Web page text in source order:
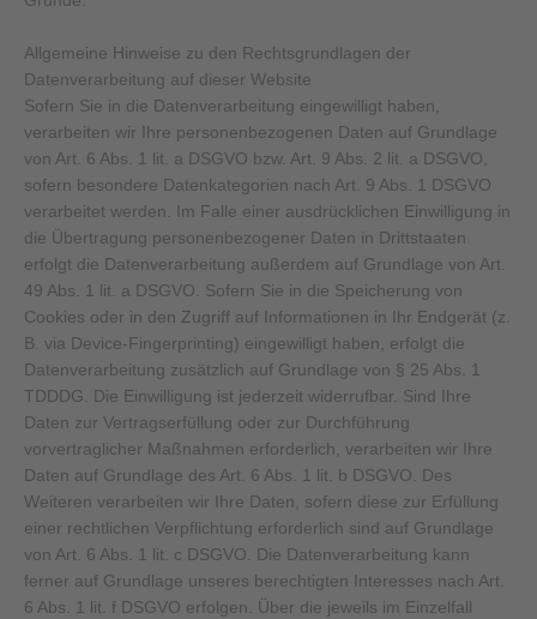
Allgemeine Hinweise zu den Rechtsgrundlagen der
Datenverarbeitung auf dieser Website
Sofern Sie in die Datenverarbeitung eingewilligt haben,
verarbeiten wir Ihre personenbezogenen Daten auf Grundlage
von Art. 6 Abs. 1 lit. a DSGVO bzw. Art. 9 Abs. 2 lit. a DSGVO,
sofern besondere Datenkategorien nach Art. 9 Abs. 1 DSGVO
verarbeitet werden. Im Falle einer ausdrücklichen Einwilligung in
die Übertragung personenbezogener Daten in Drittstaaten
erfolgt die Datenverarbeitung außerdem auf Grundlage von Art.
49 Abs. 1 lit. a DSGVO. Sofern Sie in die Speicherung von
Cookies oder in den Zugriff auf Informationen in Ihr Endgerät (z.
B. via Device-Fingerprinting) eingewilligt haben, erfolgt die
Datenverarbeitung zusätzlich auf Grundlage von § 25 Abs. 1
TDDDG. Die Einwilligung ist jederzeit widerrufbar. Sind Ihre
Daten zur Vertragserfüllung oder zur Durchführung
vorvertraglicher Maßnahmen erforderlich, verarbeiten wir Ihre
Daten auf Grundlage des Art. 6 Abs. 1 lit. b DSGVO. Des
Weiteren verarbeiten wir Ihre Daten, sofern diese zur Erfüllung
einer rechtlichen Verpflichtung erforderlich sind auf Grundlage
von Art. 6 Abs. 1 lit. c DSGVO. Die Datenverarbeitung kann
ferner auf Grundlage unseres berechtigten Interesses nach Art.
6 Abs. 1 lit. f DSGVO erfolgen. Über die jeweils im Einzelfall